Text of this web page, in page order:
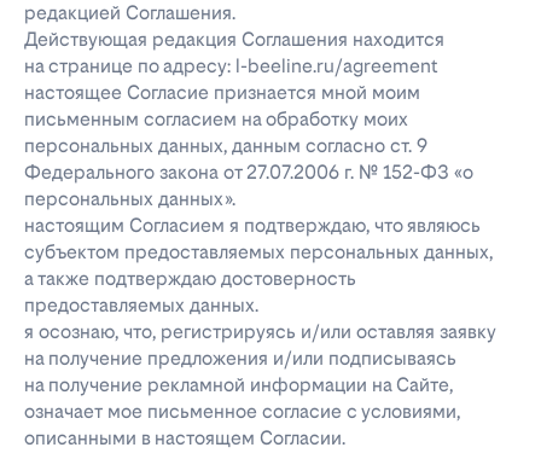
редакцией Соглашения.
Действующая редакция Соглашения находится
на странице по адресу: l-beeline.ru/agreement
настоящее Согласие признается мной моим
письменным согласием на обработку моих
персональных данных, данным согласно ст. 9
Федерального закона от 27.07.2006 г. № 152-ФЗ «о
персональных данных».
настоящим Согласием я подтверждаю, что являюсь
субъектом предоставляемых персональных данных,
а также подтверждаю достоверность
предоставляемых данных.
я осознаю, что, регистрируясь и/или оставляя заявку
на получение предложения и/или подписываясь
на получение рекламной информации на Сайте,
означает мое письменное согласие с условиями,
описанными в настоящем Согласии.